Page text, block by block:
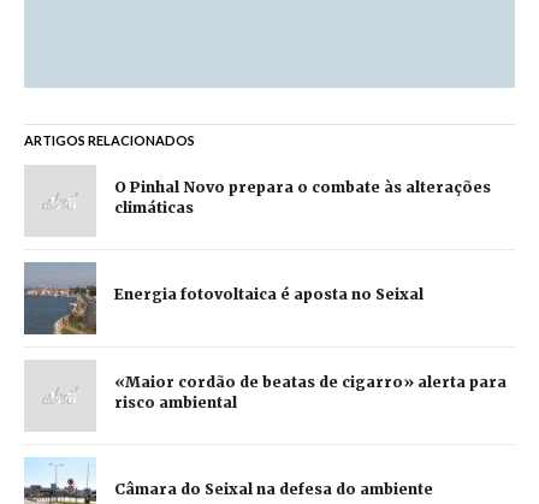
ARTIGOS RELACIONADOS
O Pinhal Novo prepara o combate às alterações
climáticas
Energia fotovoltaica é aposta no Seixal
«Maior cordão de beatas de cigarro» alerta para
risco ambiental
Câmara do Seixal na defesa do ambiente